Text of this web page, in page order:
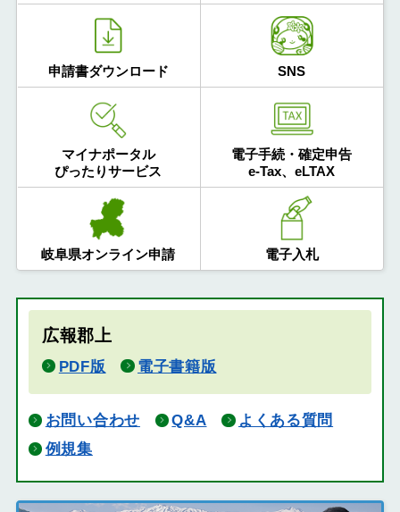
申請書ダウンロード SNS
マイナポータル
ぴったりサービス
電子手続・確定申告
e-Tax、eLTAX
岐阜県オンライン申請 電子入札
広報郡上
PDF版 電子書籍版
お問い合わせ Q&A
よくある質問
例規集